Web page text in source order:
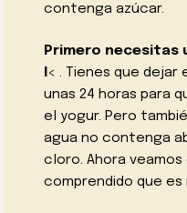
contenga azúcar.
Primero necesitas
l< . Tienes que dejar
unas 24 horas para
el yogur. Pero
agua no contenga
cloro. Ahora veamos
comprendido que es